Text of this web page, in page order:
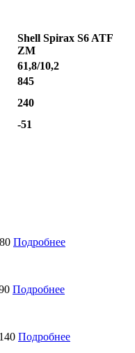
Shell Spirax S6 ATF
ZM
61,8/10,2
845
240
-51
Подробнее
Подробнее
Подробнее